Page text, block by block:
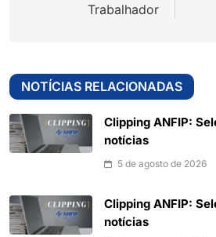
Trabalhador
NOTÍCIAS RELACIONADAS
Clipping ANFIP:
notícias
5 de agosto de 2026
Clipping ANFIP:
notícias